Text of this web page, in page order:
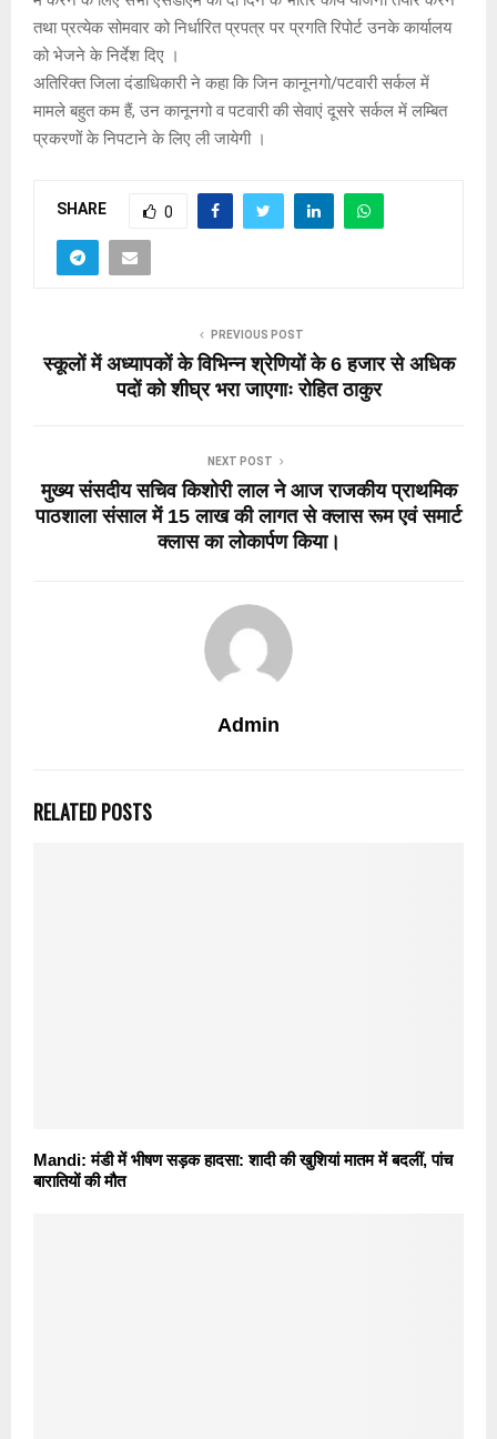
तथा प्रत्येक सोमवार को निर्धारित प्रपत्र पर प्रगति रिपोर्ट उनके कार्यालय
को भेजने के निर्देश दिए ।
अतिरिक्त जिला दंडाधिकारी ने कहा कि जिन कानूनगो/पटवारी सर्कल में
मामले बहुत कम हैं, उन कानूनगो व पटवारी की सेवाएं दूसरे सर्कल में लम्बित
प्रकरणों के निपटाने के लिए ली जायेगी ।
SHARE 0
PREVIOUS POST
स्कूलों में अध्यापकों के विभिन्न श्रेणियों के 6 हजार से अधिक
पदों को शीघ्र भरा जाएगाः रोहित ठाकुर
NEXT POST
मुख्य संसदीय सचिव किशोरी लाल ने आज राजकीय प्राथमिक
पाठशाला संसाल में 15 लाख की लागत से क्लास रूम एवं समार्ट
क्लास का लोकार्पण किया।
Admin
RELATED POSTS
Mandi: मंडी में भीषण सड़क हादसा: शादी की खुशियां मातम में बदलीं, पांच
बारातियों की मौत